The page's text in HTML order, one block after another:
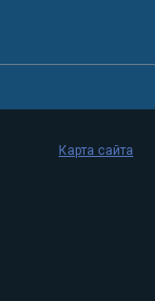
Карта сайта